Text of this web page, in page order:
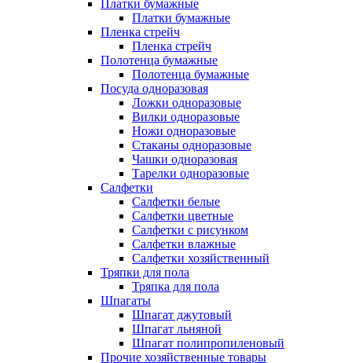
Платки бумажные
Платки бумажные
Пленка стрейч
Пленка стрейч
Полотенца бумажные
Полотенца бумажные
Посуда одноразовая
Ложки одноразовые
Вилки одноразовые
Ножи одноразовые
Стаканы одноразовые
Чашки одноразовая
Тарелки одноразовые
Салфетки
Салфетки белые
Салфетки цветные
Салфетки с рисунком
Салфетки влажные
Салфетки хозяйственный
Тряпки для пола
Тряпка для пола
Шпагаты
Шпагат джутовый
Шпагат льняной
Шпагат полипропиленовый
Прочие хозяйственные товары